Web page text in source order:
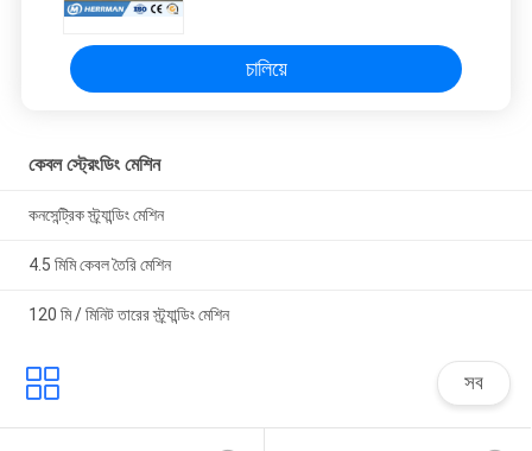
চালিয়ে
কেবল স্ট্রেংডিং মেশিন
কনসেন্ট্রিক স্ট্র্যান্ডিং মেশিন
4.5 মিমি কেবল তৈরি মেশিন
120 মি / মিনিট তারের স্ট্র্যান্ডিং মেশিন
সব